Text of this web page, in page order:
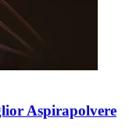
Aspirapolvere